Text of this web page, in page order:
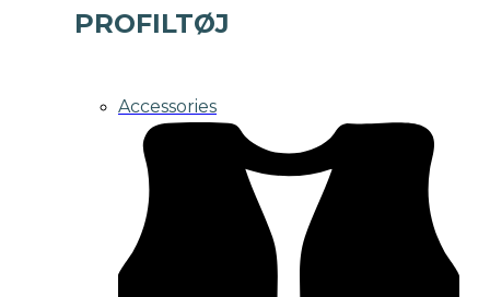
PROFILTØJ
Accessories